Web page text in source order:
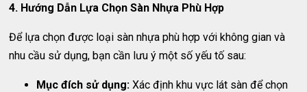
4. Hướng Dẫn Lựa Chọn Sàn Nhựa Phù Hợp
Để lựa chọn được loại sàn nhựa phù hợp với không gian và
nhu cầu sử dụng, bạn cần lưu ý một số yếu tố sau:
Mục đích sử dụng: Xác định khu vực lát sàn để chọn